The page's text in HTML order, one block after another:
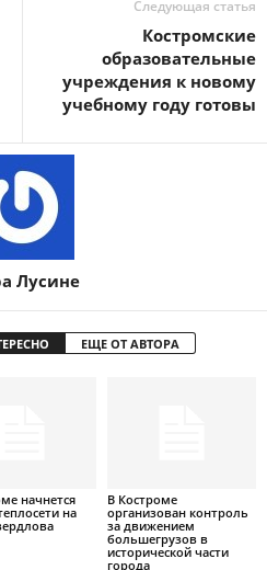
Следующая статья
Костромские
образовательные
учреждения к новому
учебному году готовы
Лусине
ЕЩЕ ОТ АВТОРА
начнется
на
В Костроме
организован контроль
за движением
большегрузов в
исторической части
города